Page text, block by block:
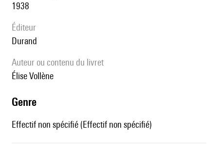
1938
éditeur
Durand
Auteur ou contenu du livret
Élise Vollène
genre
Effectif non spécifié (Effectif non spécifié)